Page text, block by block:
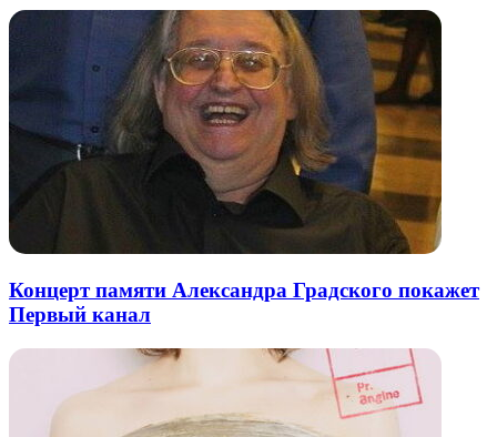
Концерт памяти Александра Градского покажет
Первый канал